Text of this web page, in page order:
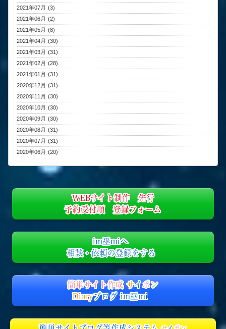
2021年07月 (3)
2021年06月 (2)
2021年05月 (8)
2021年04月 (30)
2021年03月 (31)
2021年02月 (28)
2021年01月 (31)
2020年12月 (31)
2020年11月 (30)
2020年10月 (30)
2020年09月 (30)
2020年08月 (31)
2020年07月 (31)
2020年06月 (20)
WEBサイト制作 先行
予約受付順 登録フォーム
im巫miへ
相談・依頼の登録をする
簡単サイト作成サイポン
Diaryブログ im巫mi